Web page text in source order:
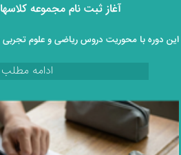
آغاز ثبت‌ نام مجموعه
ادامه مطلب